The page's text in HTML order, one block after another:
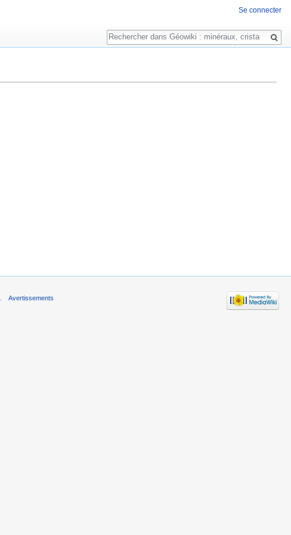
Se connecter
Rechercher
Avertissements